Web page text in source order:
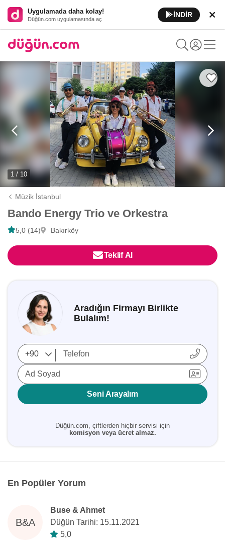
Uygulamada daha kolay!
Düğün.com uygulamasında aç
İNDİR
1 / 10
Müzik İstanbul
Bando Energy Trio ve Orkestra
5,0 (14) Bakırköy
Teklif Al
Aradığın Firmayı Birlikte
Bulalım!
Ad Soyad
Seni Arayalım
Düğün.com, çiftlerden hiçbir servisi için
komisyon veya ücret almaz.
En Popüler Yorum
B&A
Buse & Ahmet
Düğün Tarihi: 15.11.2021
5,0